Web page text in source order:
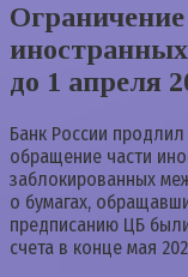
до 1 апреля
Банк России
обращение части
заблокированных
о бумагах,
предписанию ЦБ
счета в конце мая